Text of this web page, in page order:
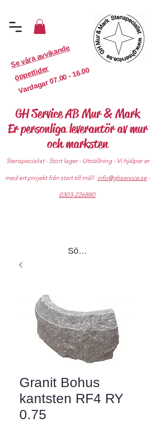
S
e
v
år
a
a
v
vi
k
a
n
d
e
ö
p
p
etti
d
er
Vardagar
07.00 - 16.00
GH Service AB Mur & Mark
Er personliga leverantör av mur
och marksten
Stenspecialist - Stort lager - Utställning - Vi hjälper er
med ert projekt från start till mål! info@ghservice.se-
0303-226880
Sök produkter
Granit Bohus
kantsten RF4 RY
0.75